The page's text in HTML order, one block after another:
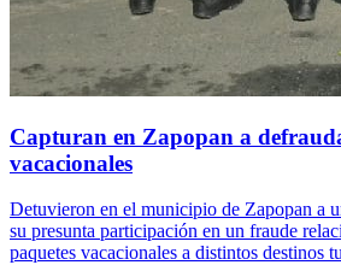
Capturan en Zapopan a
vacacionales
Detuvieron en el municipio de Zapopan a
su presunta participación en un fraude
paquetes vacacionales a distintos destinos